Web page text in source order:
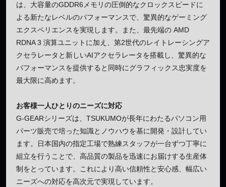
は、大容量のGDDR6メモリの圧倒的なクロックスピードに
よる新たなレベルのパフォーマンスで、驚異的なゲーミング
エクスペリエンスを実現します。また、最先端の AMD
RDNA 3 演算ユニットに加え、第2世代のレイトレーシングア
クセラレータと新しいAIアクセラレータを搭載し、驚異的な
パフォーマンスを提供すると同時にグラフィックス忠実度を
最大限に高めます。
お客様一人ひとりのニーズに対応
G-GEARシリーズは、TSUKUMOが長年にわたるパソコン用
パーツ販売で培った知識とノウハウを基に開発・設計してい
ます。日本国内の指定工場で熟練スタッフが一台ずつ丁寧に
組立を行うことで、高品質の製品を迅速にお届けする生産体
制をとっています。これにより高い信頼性と安心感、幅広い
ニーズへの対応を高次元で実現しています。